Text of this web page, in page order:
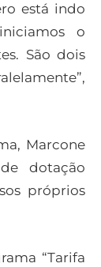
está indo
o
São dois
Marcone
dotação
próprios
“Tarifa